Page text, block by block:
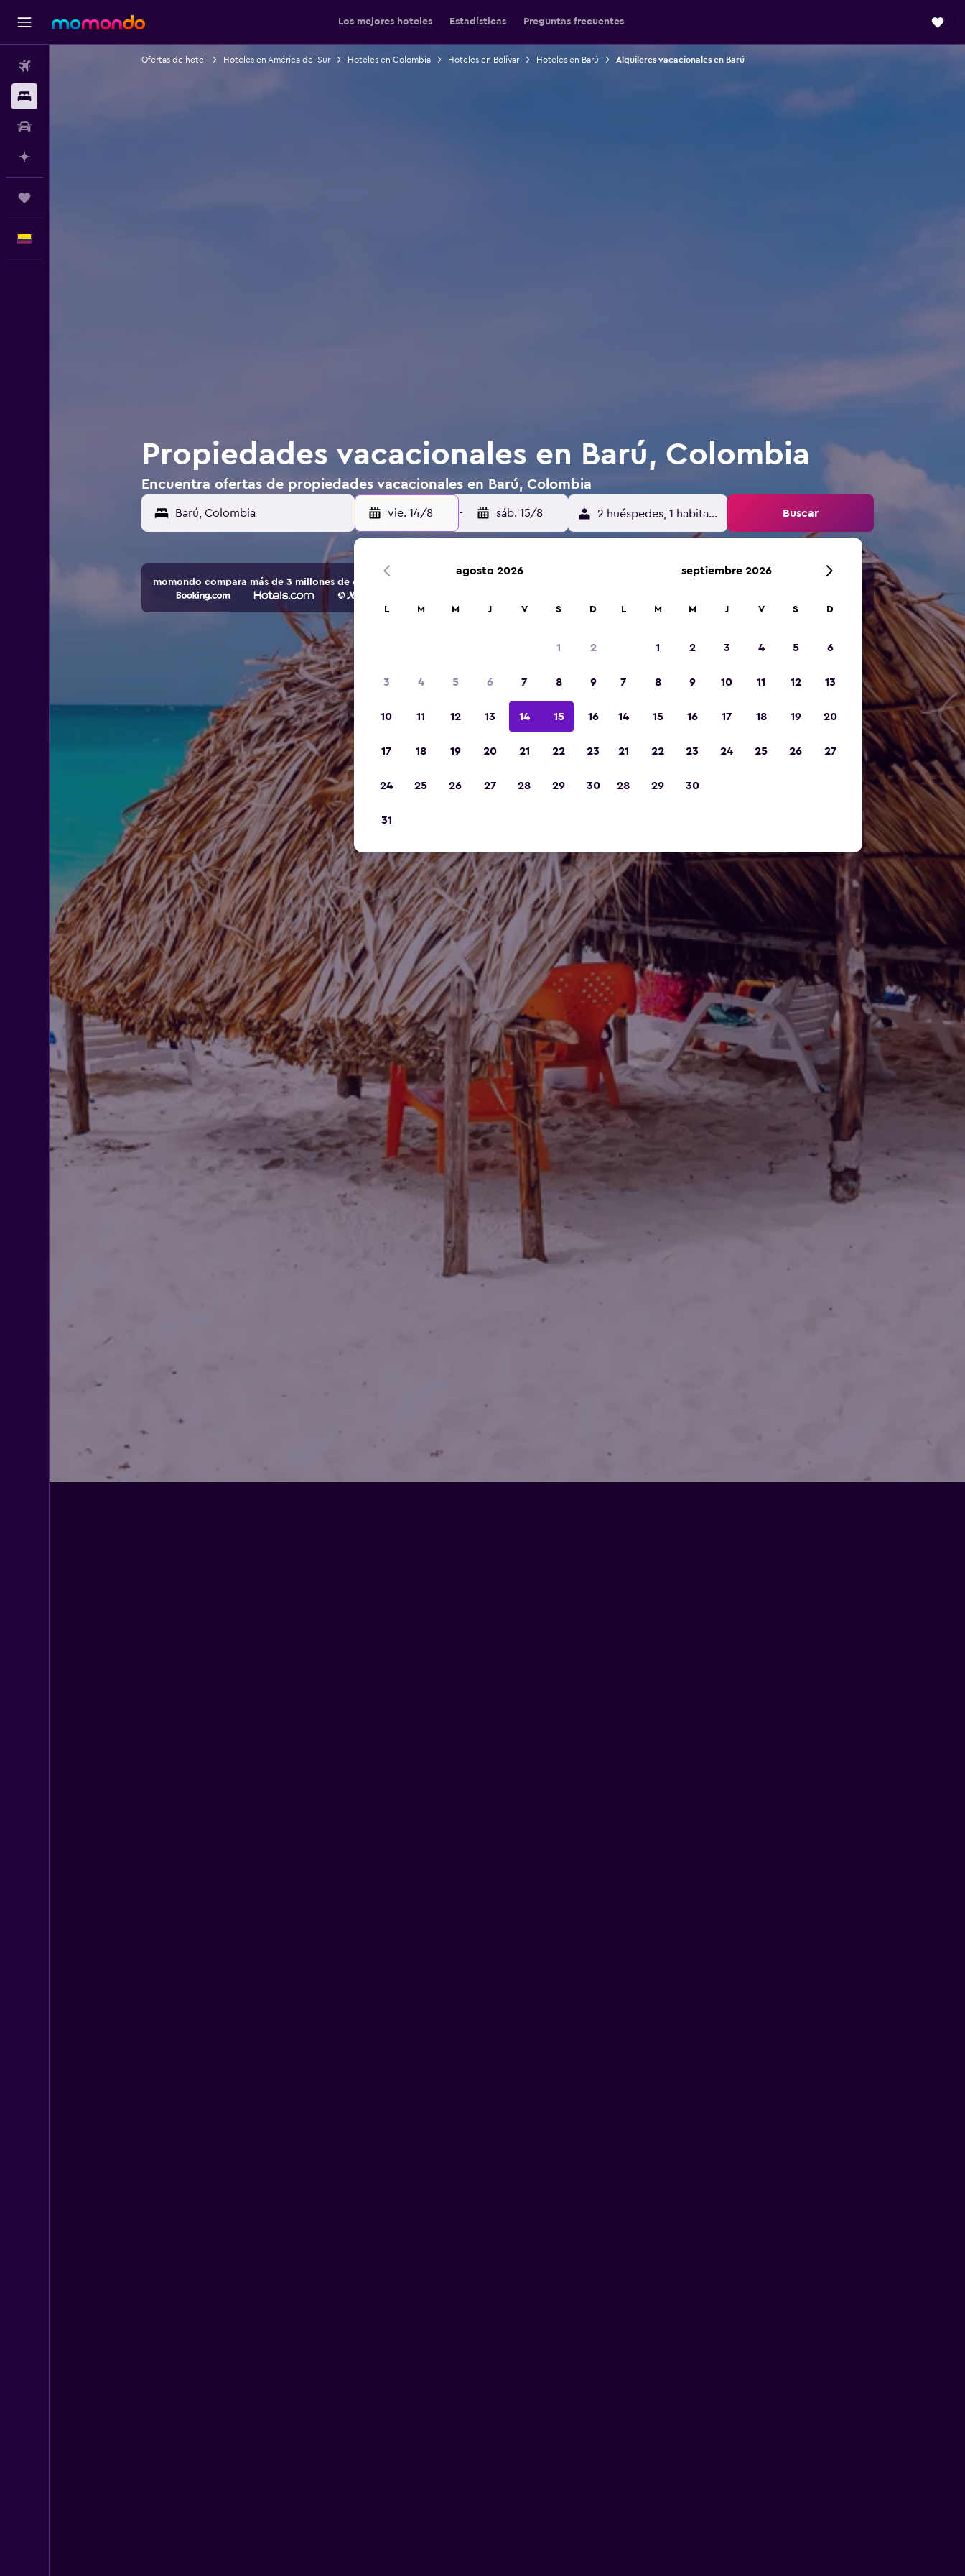
Los mejores hoteles Estadísticas Preguntas frecuentes
Ofertas de hotel Hoteles en América del Sur Hoteles en Colombia Hoteles en Bolívar Hoteles en Barú Alquileres vacacionales en Barú
Propiedades vacacionales en Barú, Colombia
Encuentra ofertas de propiedades vacacionales en Barú, Colombia
vie. 14/8 - sáb. 15/8 2 huéspedes, 1 habitación Buscar
momondo compara más de 3 millones de opciones de hoteles y alojamientos.
agosto 2026
L M M J V S D
1 2
3 4 5 6 7 8 9
10 11 12 13 14 15 16
17 18 19 20 21 22 23
24 25 26 27 28 29 30
31
septiembre 2026
L M M J V S D
1 2 3 4 5 6
7 8 9 10 11 12 13
14 15 16 17 18 19 20
21 22 23 24 25 26 27
28 29 30